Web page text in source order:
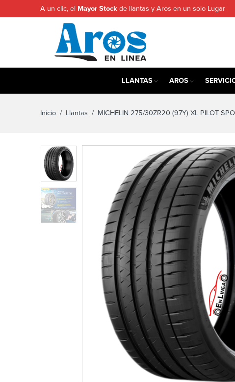
A un clic, el Mayor Stock de llantas y Aros en un solo Lugar
LLANTAS AROS
Inicio / Llantas / MICHELIN 275/30ZR20 (97Y) XL PILOT